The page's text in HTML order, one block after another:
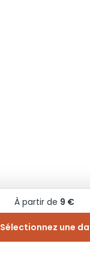
À partir de 9 €
Sélectionnez une